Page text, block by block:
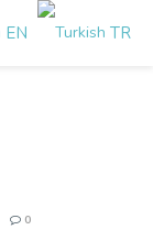
EN TR
0